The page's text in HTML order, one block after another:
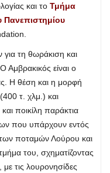
και το Τμήμα
Πανεπιστημίου
για τη θωράκιση και
είναι ο
Η θέση και η μορφή
τ. χλμ.) και
ποικίλη παράκτια
που υπάρχουν εντός
ποταμών Λούρου και
του, σχηματίζοντας
τις λουρονησίδες